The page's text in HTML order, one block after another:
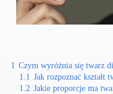
1 Czym wyróżnia się twarz
1.1 Jak rozpoznać kształt
1.2 Jakie proporcje ma